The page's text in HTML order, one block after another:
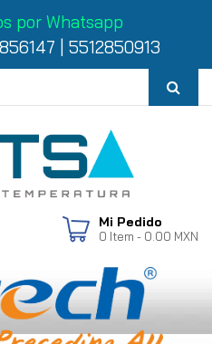
por Whatsapp
5512850913
Mi Pedido
0 Item - 0.00 MXN